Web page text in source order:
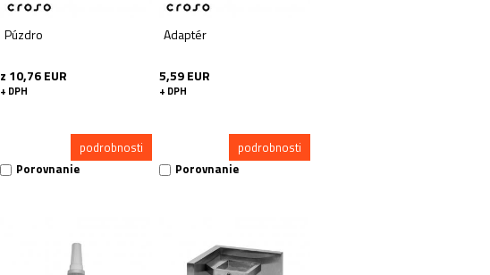
Púzdro
z 10,76 EUR
+ DPH
podrobnosti
Porovnanie
Adaptér
5,59 EUR
+ DPH
podrobnosti
Porovnanie